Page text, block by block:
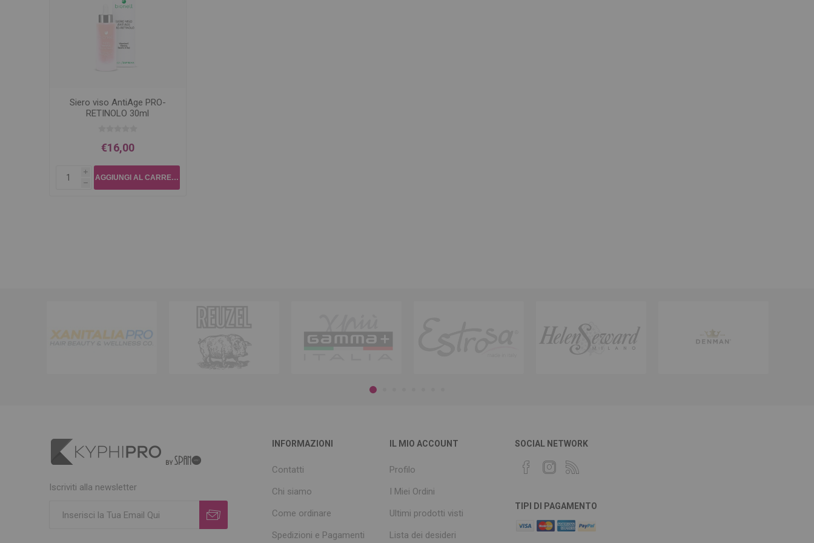
Siero viso AntiAge PRO-
RETINOLO 30ml
€16,00
i
h
Iscriviti alla newsletter
INFORMAZIONI
Contatti
Chi siamo
Come ordinare
Spedizioni e Pagamenti
IL MIO ACCOUNT
Profilo
I Miei Ordini
Ultimi prodotti visti
Lista dei desideri
SOCIAL NETWORK
TIPI DI PAGAMENTO